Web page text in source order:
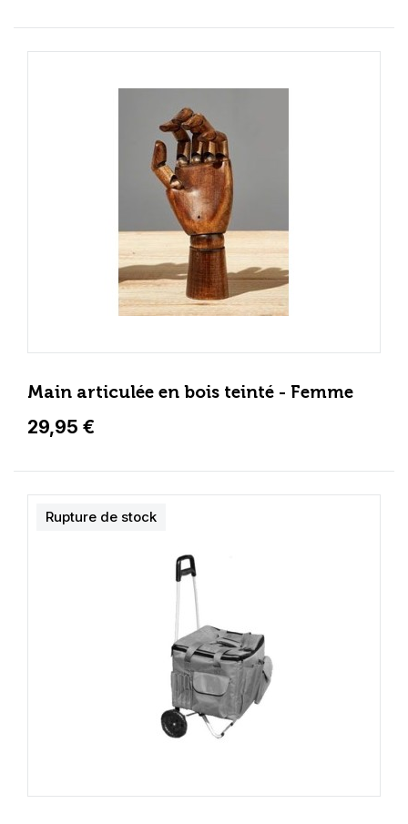
Main articulée en bois teinté - Femme
29,95 €
Rupture de stock